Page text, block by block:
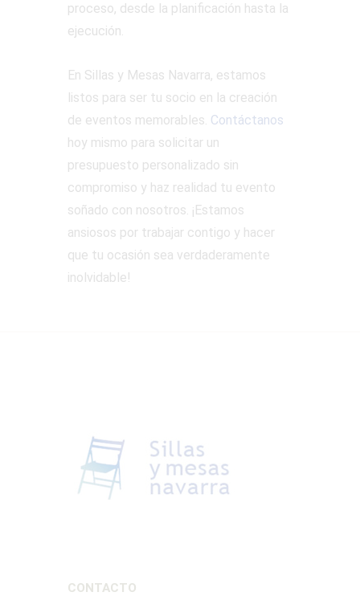
proceso, desde la planificación hasta la
ejecución.
En Sillas y Mesas Navarra, estamos
listos para ser tu socio en la creación
de eventos memorables. Contáctanos
hoy mismo para solicitar un
presupuesto personalizado sin
compromiso y haz realidad tu evento
soñado con nosotros. ¡Estamos
ansiosos por trabajar contigo y hacer
que tu ocasión sea verdaderamente
inolvidable!
CONTACTO